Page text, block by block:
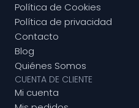
Política de Cookies
Política de privacidad
Contacto
Blog
Quiénes Somos
CUENTA DE CLIENTE
Mi cuenta